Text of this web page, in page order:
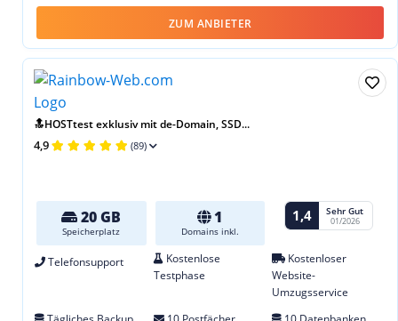
ZUM ANBIETER
🔝HOSTtest exklusiv mit de-Domain, SSD...
4,9 (89)
20 GB
Speicherplatz
1
Domains inkl.
1,4 Sehr Gut
01/2026
Telefonsupport
Kostenlose
Testphase
Kostenloser
Website-
Umzugsservice